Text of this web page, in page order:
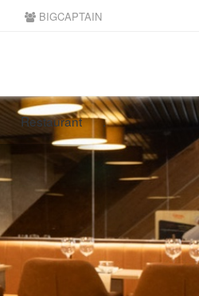
BIGCAPTAIN
Restaurant .